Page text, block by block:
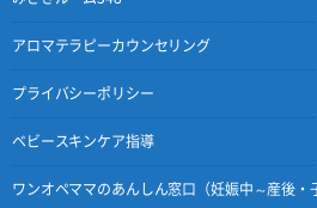
アロマテラピーカウンセリング
プライバシーポリシー
ベビースキンケア指導
ワンオペママのあんしん窓口（妊娠中～産後・